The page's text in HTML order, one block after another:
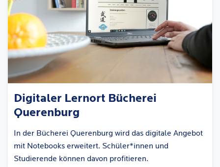
Digitaler Lernort Bücherei
Querenburg
In der Bücherei Querenburg wird das digitale Angebot
mit Notebooks erweitert. Schüler*innen und
Studierende können davon profitieren.